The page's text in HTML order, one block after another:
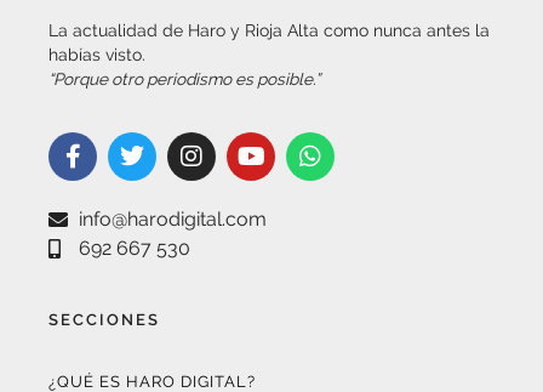
La actualidad de Haro y Rioja Alta como nunca antes la
habías visto.
“Porque otro periodismo es posible.”
info@harodigital.com
692 667 530
SECCIONES
¿QUÉ ES HARO DIGITAL?